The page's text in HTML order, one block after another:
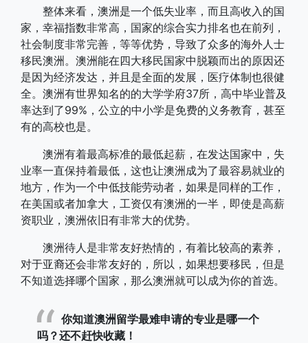
整体来看，澳洲是一个低失业率，而且高收入的国
家，幸福指数非常高，国家的综合实力排名也在前列，
社会制度非常完善，等等优势，导致了众多的海外人士
移民澳洲。澳洲能在四大移民国家中脱颖而出的原因还
是因为经济发达，并且是全面的发展，医疗体制也很健
全。澳洲有世界知名的的大学学府37所，高中毕业普及
率达到了99%，公立的中小学是免费的义务教育，甚至
有的高校也是。
澳洲有着最高标准的最低起薪，在发达国家中，失
业率一直保持着最低，这也让澳洲成为了最容易就业的
地方，作为一个中低技能劳动者，如果是同样的工作，
在美国或者加拿大，工资仅有澳洲的一半，即使是高薪
资职业，澳洲依旧有非常大的优势。
澳洲待人是非常友好热情的，有着比较高的素养，
对于亚裔还会非常友好的，所以，如果想要移民，但是
不知道选择哪个国家，那么澳洲就可以成为你的首选。
你知道澳洲留学最难申请的专业是哪一个
吗？还不赶快收藏！